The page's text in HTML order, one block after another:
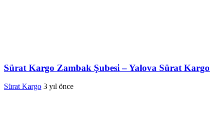
Sürat Kargo Zambak Şubesi – Yalova Sürat Kargo
Sürat Kargo 3 yıl önce